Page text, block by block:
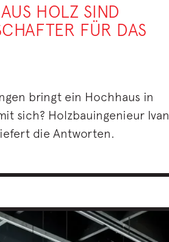
HOLZ SIND
FÜR DAS
bringt ein Hochhaus in
sich? Holzbauingenieur Ivan
die Antworten.